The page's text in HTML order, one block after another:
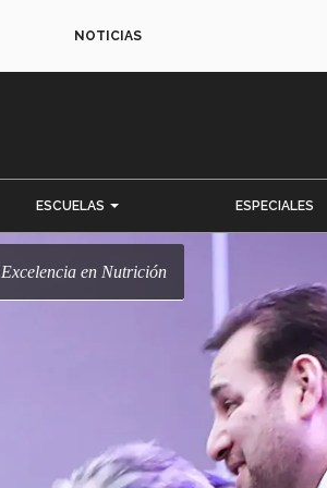
NOTICIAS
ESCUELAS ESPECIALES
Excelencia en Nutrición